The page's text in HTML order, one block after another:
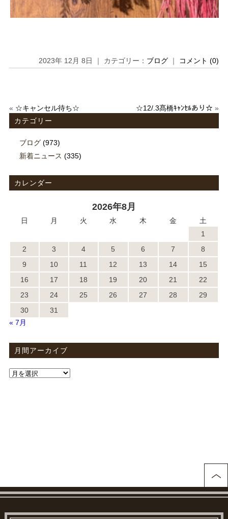
2023年 12月 8日 ｜ カテゴリー： ブログ ｜ コメント (0)
« ☆キャンセル待ち☆ ☆12/.3髙橋ｷｬﾝｾﾙあり☆ »
カテゴリー
ブログ(973)
新着ニュース (335)
カレンダー
2026年8月
日 月 火 水 木 金
土
1
2
3 4 5 6 7
8
9
10 11 12 13 14
15
16
17 18 19 20 21
22
23
24 25 26 27 28
29
30
31
« 7月
月間アーカイブ